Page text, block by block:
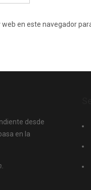
en este navegador
desde
en la